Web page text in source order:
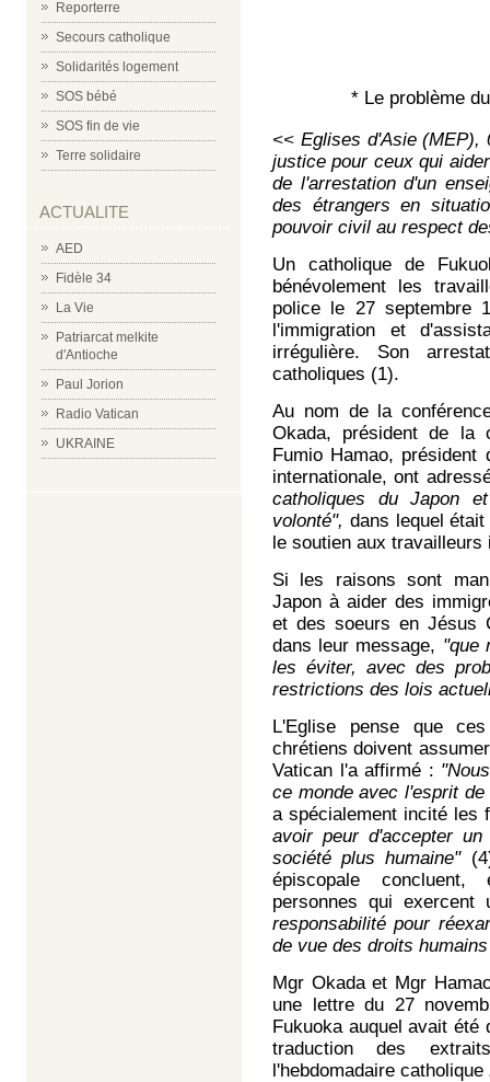
Reporterre
Secours catholique
Solidarités logement
SOS bébé
SOS fin de vie
Terre solidaire
ACTUALITE
AED
Fidèle 34
La Vie
Patriarcat melkite
d'Antioche
Paul Jorion
Radio Vatican
UKRAINE
* Le problème
<< Eglises d'Asie (MEP),
justice pour ceux qui
de l'arrestation d'un
des étrangers en
pouvoir civil au respect
Un catholique de
bénévolement les
police le 27 septembre
l'immigration et
irrégulière. Son
catholiques (1).
Au nom de la
Okada, président de la
Fumio Hamao,
internationale, ont
catholiques du Japon
volonté", dans lequel
le soutien aux travailleurs
Si les raisons sont
Japon à aider des
et des soeurs en Jésus
dans leur message, "que
les éviter, avec des
restrictions des lois
L'Eglise pense que
chrétiens doivent
Vatican l'a affirmé :
ce monde avec l'esprit de
a spécialement incité les
avoir peur d'accepter
société plus humaine"
épiscopale concluent,
personnes qui
responsabilité pour
de vue des droits
Mgr Okada et Mgr
une lettre du 27
Fukuoka auquel avait été
traduction des
l'hebdomadaire catholique